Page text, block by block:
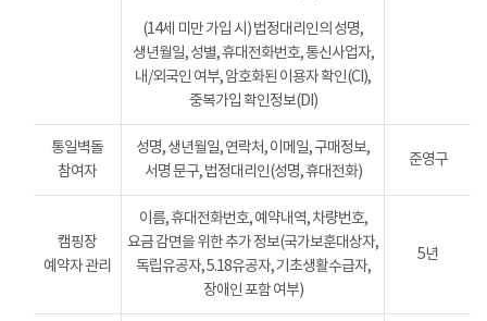
(14세 미만 가입 시) 법정대리인의 성명,
생년월일, 성별, 휴대전화번호, 통신사업자,
내/외국인 여부, 암호화된 이용자 확인(CI),
중복가입 확인정보(DI)
통일벽돌
참여자
성명, 생년월일, 연락처, 이메일, 구매정보,
서명 문구, 법정대리인(성명, 휴대전화)
준영구
캠핑장
예약자 관리
이름, 휴대전화번호, 예약내역, 차량번호,
요금 감면을 위한 추가 정보(국가보훈대상자,
독립유공자, 5.18유공자, 기초생활수급자,
장애인 포함 여부)
5년